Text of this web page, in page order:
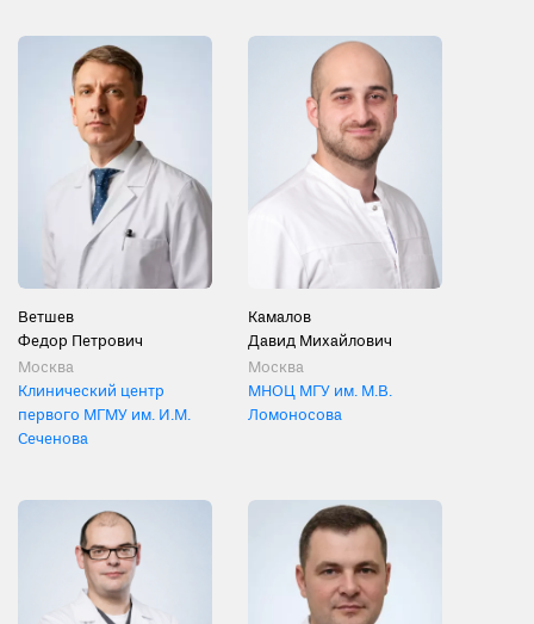
Ветшев
Федор Петрович
Москва
Клинический центр
первого МГМУ им. И.М.
Сеченова
Камалов
Давид Михайлович
Москва
МНОЦ МГУ им. М.В.
Ломоносова